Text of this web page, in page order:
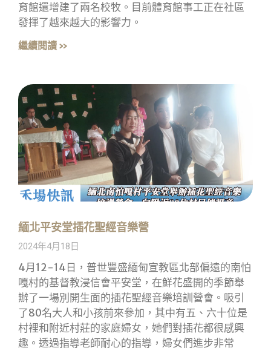
育館還增建了兩名校牧。目前體育館事工正在社區
發揮了越來越大的影響力。
繼續閱讀 »
緬北平安堂插花聖經音樂營
2024年4月18日
4月12-14日，普世豐盛緬甸宣教區北部偏遠的南怕
嘎村的基督教浸信會平安堂，在鮮花盛開的季節舉
辦了一場別開生面的插花聖經音樂培訓營會。吸引
了80名大人和小孩前來參加，其中有五、六十位是
村裡和附近村莊的家庭婦女，她們對插花都很感興
趣。透過指導老師耐心的指導，婦女們進步非常